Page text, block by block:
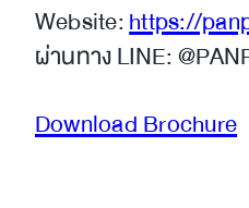
Website:https://
ผ่านทาง LINE:
Download Brochure